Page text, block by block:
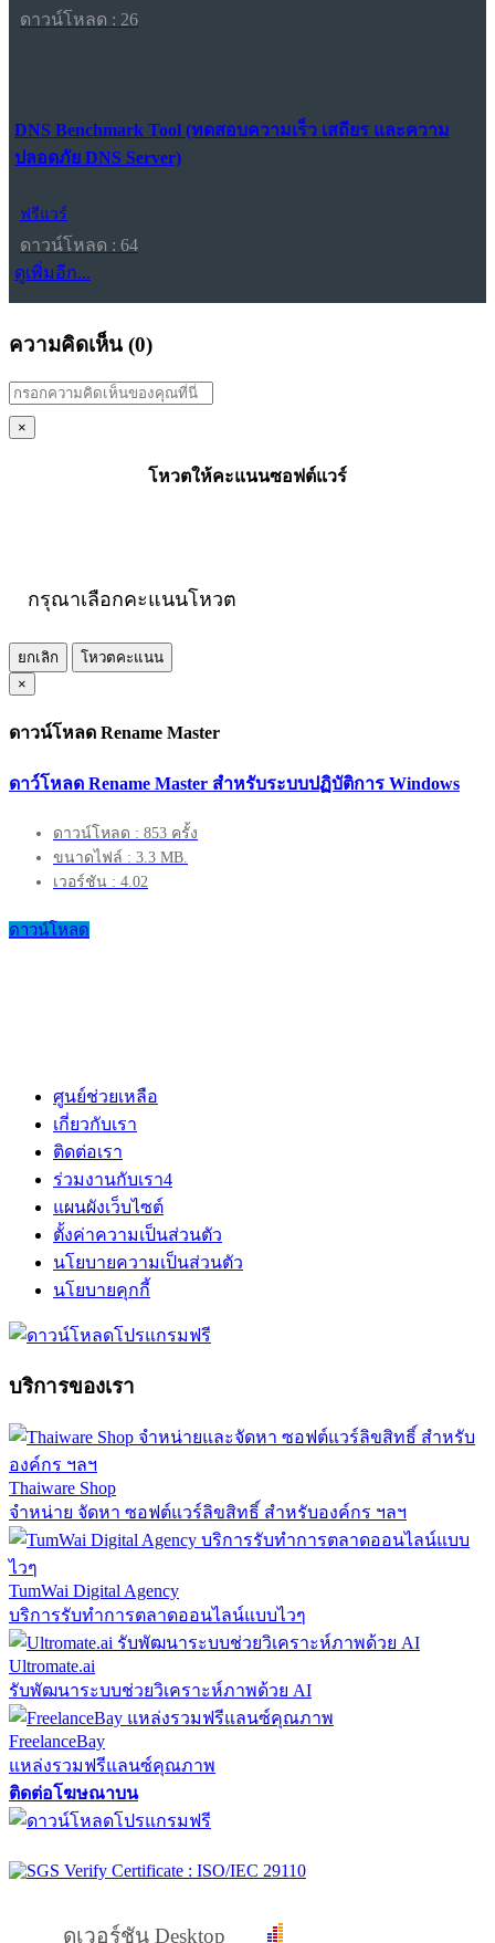
ดาวน์โหลด : 26
DNS Benchmark Tool (ทดสอบความเร็ว เสถียร และความ
ปลอดภัย DNS Server)
ฟรีแวร์
ดาวน์โหลด : 64
ดูเพิ่มอีก...
ความคิดเห็น (0)
×
โหวตให้คะแนนซอฟต์แวร์
กรุณาเลือกคะแนนโหวต
ยกเลิก
โหวตคะแนน
×
ดาวน์โหลด Rename Master
ดาว์โหลด Rename Master สำหรับระบบปฏิบัติการ Windows
ดาวน์โหลด : 853 ครั้ง
ขนาดไฟล์ : 3.3 MB.
เวอร์ชัน : 4.02
ดาวน์โหลด
ศูนย์ช่วยเหลือ
เกี่ยวกับเรา
ติดต่อเรา
ร่วมงานกับเรา4
แผนผังเว็บไซต์
ตั้งค่าความเป็นส่วนตัว
นโยบายความเป็นส่วนตัว
นโยบายคุกกี้
บริการของเรา
Thaiware Shop
จำหน่าย จัดหา ซอฟต์แวร์ลิขสิทธิ์ สำหรับองค์กร ฯลฯ
TumWai Digital Agency
บริการรับทำการตลาดออนไลน์แบบไวๆ
Ultromate.ai
รับพัฒนาระบบช่วยวิเคราะห์ภาพด้วย AI
FreelanceBay
แหล่งรวมฟรีแลนซ์คุณภาพ
ติดต่อโฆษณาบน
ดูเวอร์ชัน Desktop